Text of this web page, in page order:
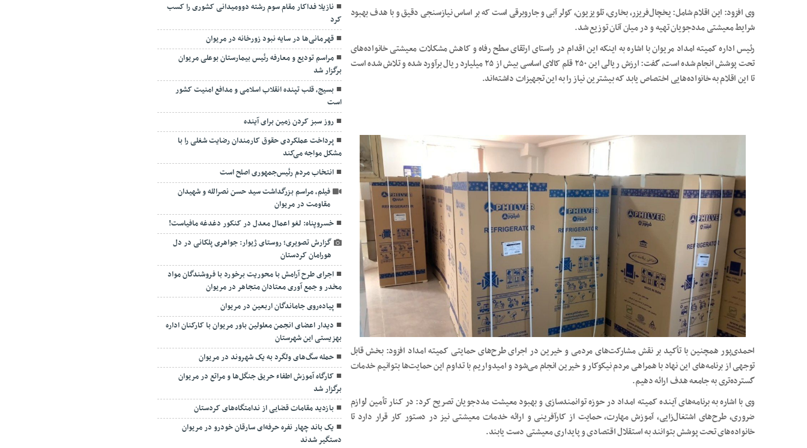
وی افزود: این اقلام شامل: یخچال‌فریزر، بخاری، تلویزیون، کولر آبی و جاروبرقی است که بر اساس نیازسنجی دقیق و با هدف بهبود
شرایط معیشتی مددجویان تهیه و در میان آنان توزیع شد.
رئیس اداره کمیته امداد مریوان با اشاره به اینکه این اقدام در راستای ارتقای سطح رفاه و کاهش مشکلات معیشتی خانواده‌های
تحت پوشش انجام شده است، گفت: ارزش ریالی این ۲۵۰ قلم کالای اساسی بیش از ۲۵ میلیارد ریال برآورد شده و تلاش شده است
تا این اقلام به خانواده‌هایی اختصاص یابد که بیشترین نیاز را به این تجهیزات داشته‌اند.
احمدی‌پور همچنین با تأکید بر نقش مشارکت‌های مردمی و خیرین در اجرای طرح‌های حمایتی کمیته امداد افزود: بخش قابل
توجهی از برنامه‌های این نهاد با همراهی مردم نیکوکار و خیرین انجام می‌شود و امیدواریم با تداوم این حمایت‌ها بتوانیم خدمات
گسترده‌تری به جامعه هدف ارائه دهیم.
وی با اشاره به برنامه‌های آینده کمیته امداد در حوزه توانمندسازی و بهبود معیشت مددجویان تصریح کرد: در کنار تأمین لوازم
ضروری، طرح‌های اشتغال‌زایی، آموزش مهارت، حمایت از کارآفرینی و ارائه خدمات معیشتی نیز در دستور کار قرار دارد تا
خانواده‌های تحت پوشش بتوانند به استقلال اقتصادی و پایداری معیشتی دست یابند.
نازیلا فداکار مقام سوم رشته دوومیدانی کشوری را کسب
کرد
قهرمانی‌ها در سایه نبود زورخانه در مریوان
مراسم تودیع و معارفه رئیس بیمارستان بوعلی مریوان
برگزار شد
بسیج، قلب تپنده انقلاب اسلامی و مدافع امنیت کشور
است
روز سبز کردن زمین برای آینده
پرداخت عملکردی حقوق کارمندان رضایت شغلی را با
مشکل مواجه می‌کند
انتخاب مردم رئیس‌جمهوری اصلح است
فیلم، مراسم بزرگداشت سید حسن نصرالله و شهیدان
مقاومت‌ در مریوان
خسروپناه: لغو اعمال معدل در کنکور دغدغه مافیاست!
گزارش تصویری؛ روستای ژیوار: جواهری پلکانی در دل
هورامان کردستان
اجرای طرح آرامش با محوریت برخورد با فروشندگان مواد
مخدر و جمع آوری معتادان متجاهر در مریوان
پیاده‌روی جاماندگان اربعین در مریوان
دیدار اعضای انجمن معلولین باور مریوان با کارکنان اداره
بهزیستی این شهرستان
حمله سگ‌های ولگرد به یک شهروند در مریوان
کارگاه آموزش اطفاء حریق جنگل‌ها و مراتع در مریوان
برگزار شد
بازدید مقامات قضایی از ندامتگاه‌های کردستان
یک باند چهار نفره حرفه‌ای سارقان خودرو در مریوان
دستگیر شدند